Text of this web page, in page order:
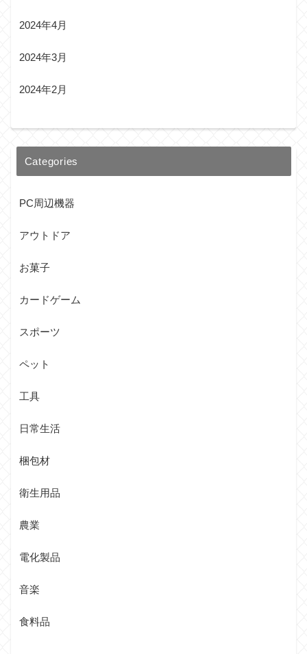
2024年4月
2024年3月
2024年2月
Categories
PC周辺機器
アウトドア
お菓子
カードゲーム
スポーツ
ペット
工具
日常生活
梱包材
衛生用品
農業
電化製品
音楽
食料品